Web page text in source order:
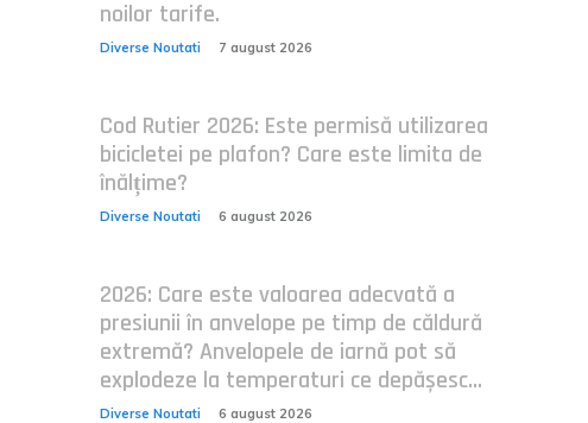
noilor tarife.
Diverse Noutati 7 august 2026
Cod Rutier 2026: Este permisă utilizarea
bicicletei pe plafon? Care este limita de
înălțime?
Diverse Noutati 6 august 2026
2026: Care este valoarea adecvată a
presiunii în anvelope pe timp de căldură
extremă? Anvelopele de iarnă pot să
explodeze la temperaturi ce depășesc...
Diverse Noutati 6 august 2026